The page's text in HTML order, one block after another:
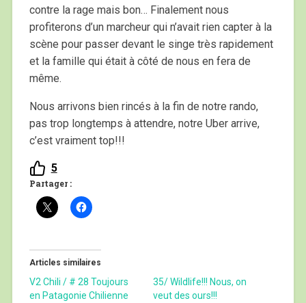
contre la rage mais bon… Finalement nous
profiterons d’un marcheur qui n’avait rien capter à la
scène pour passer devant le singe très rapidement
et la famille qui était à côté de nous en fera de
même.
Nous arrivons bien rincés à la fin de notre rando,
pas trop longtemps à attendre, notre Uber arrive,
c’est vraiment top!!!
5
Partager :
Articles similaires
V2 Chili / # 28 Toujours
en Patagonie Chilienne
35/ Wildlife!!! Nous, on
veut des ours!!!